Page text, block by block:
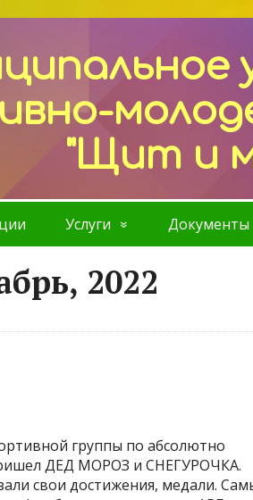
"Щит и
Услуги Документы
2022
группы по абсолютно
ДЕД МОРОЗ и СНЕГУРОЧКА.
свои достижения, медали.